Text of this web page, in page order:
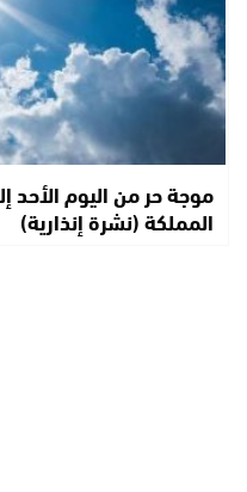
موجة حر من اليوم الأحد
المملكة (نشرة إنذارية)